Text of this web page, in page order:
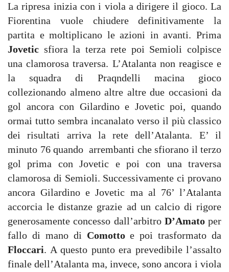
La ripresa inizia con i viola a dirigere il gioco. La
Fiorentina vuole chiudere definitivamente la
partita e moltiplicano le azioni in avanti. Prima
Jovetic sfiora la terza rete poi Semioli colpisce
una clamorosa traversa. L’Atalanta non reagisce e
la squadra di Praqndelli macina gioco
collezionando almeno altre altre due occasioni da
gol ancora con Gilardino e Jovetic poi, quando
ormai tutto sembra incanalato verso il più classico
dei risultati arriva la rete dell’Atalanta. E’ il
minuto 76 quando arrembanti che sfiorano il terzo
gol prima con Jovetic e poi con una traversa
clamorosa di Semioli. Successivamente ci provano
ancora Gilardino e Jovetic ma al 76’ l’Atalanta
accorcia le distanze grazie ad un calcio di rigore
generosamente concesso dall’arbitro D’Amato per
fallo di mano di Comottoe poi trasformato da
Floccari. A questo punto era prevedibile l’assalto
finale dell’Atalanta ma, invece, sono ancora i viola